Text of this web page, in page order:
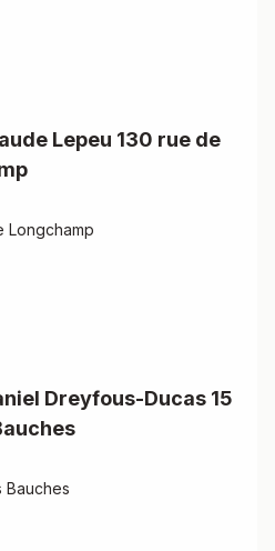
Lepeu 130 rue de
Longchamp
Dreyfous-Ducas 15
Bauches